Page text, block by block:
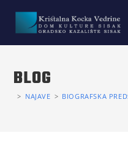
BLOG
> NAJAVE > BIOGRAFSKA